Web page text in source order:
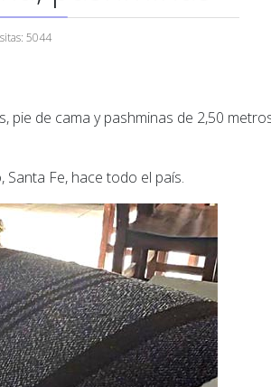
5044
pie de cama y pashminas de 2,50
Fe, hace todo el país.